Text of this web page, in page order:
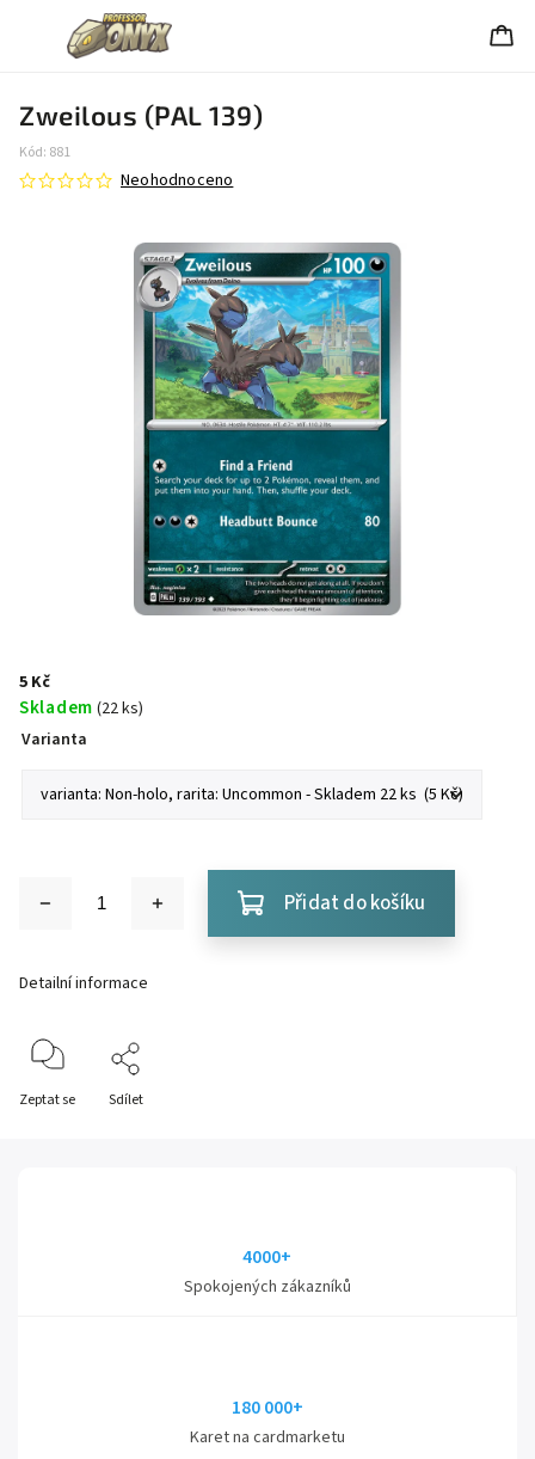
Zweilous (PAL 139)
Kód: 881
Neohodnoceno
5 Kč
Skladem (22 ks)
Varianta
Přidat do košíku
Detailní informace
Zeptat se Sdílet
4000+
Spokojených zákazníků
180 000+
Karet na cardmarketu